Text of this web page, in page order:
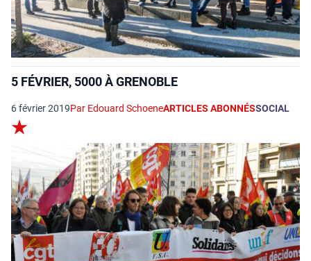
5 FÉVRIER, 5000 À GRENOBLE
6 février 2019Par Edouard SchoeneARTICLES ABONNÉSSOCIAL